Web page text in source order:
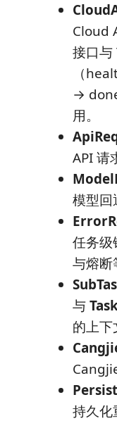
Cloud
接口
（
→
用。
API 请
模型
任务级
与熔断
与
的上下
持久化